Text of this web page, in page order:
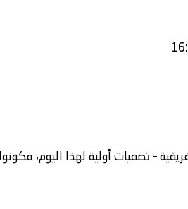
– تصفيات أولية لهذا اليوم،